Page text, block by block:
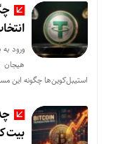
ورود به
هیجان
استیبل‌کوین‌ها چگونه این
بیت